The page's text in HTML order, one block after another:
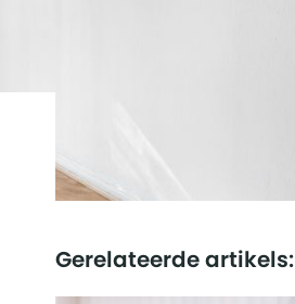
Gerelateerde artikels: